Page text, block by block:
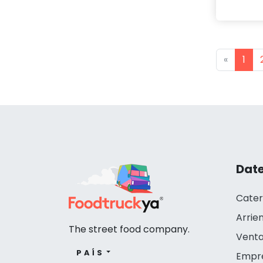
« 1
The street food company.
PAÍS